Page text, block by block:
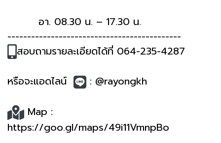
อา. 08.30 น. – 17.30 น.
--------------------------------------------
สอบถามรายละเอียดได้ที่ 064-235-4287
หรือจะแอดไลน์ : @rayongkh
Map :
https://goo.gl/maps/49i11VmnpBo